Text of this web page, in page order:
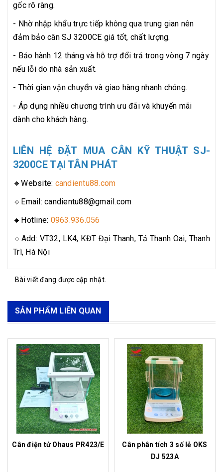
gốc rõ ràng.
- Nhờ nhập khẩu trực tiếp không qua trung gian nên
đảm bảo cân SJ 3200CE giá tốt, chất lượng.
- Bảo hành 12 tháng và hỗ trợ đổi trả trong vòng 7 ngày
nếu lỗi do nhà sản xuất.
- Thời gian vận chuyển và giao hàng nhanh chóng.
- Áp dụng nhiều chương trình ưu đãi và khuyến mãi
dành cho khách hàng.
LIÊN HỆ ĐẶT MUA CÂN KỸ THUẬT SJ-
3200CE TẠI TÂN PHÁT
🔹Website: candientu88.com
🔹Email: candientu88@gmail.com
🔹Hotline: 0963.936.056
🔹Add: VT32, LK4, KĐT Đại Thanh, Tả Thanh Oai, Thanh
Trì, Hà Nội
Bài viết đang được cập nhật.
SẢN PHẨM LIÊN QUAN
Cân điện tử Ohaus PR423/E
Cân phân tích 3 số lẻ OKS
DJ 523A